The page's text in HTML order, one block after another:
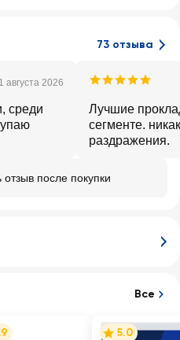
73 отзыва
августа 2026
среди
Лучшие
сегменте.
раздражения.
после покупки
Все
5.0